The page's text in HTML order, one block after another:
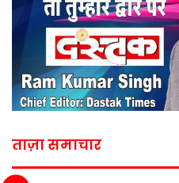
ताज़ा समाचार